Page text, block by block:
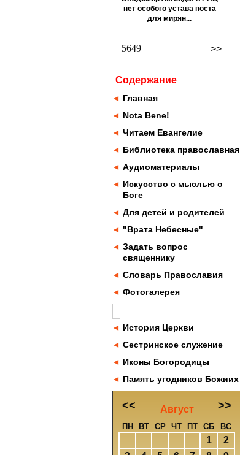
нет особого устава поста
для мирян...
>>
5649
Содержание
◄ Главная
◄ Nota Bene!
◄ Читаем Евангелие
◄ Библиотека православная
◄ Аудиоматериалы
◄ Искусство с мыслью о
Боге
◄ Для детей и родителей
◄ "Врата Небесные"
◄ Задать вопрос
священнику
◄ Словарь Православия
◄ Фотогалерея
◄ История Церкви
◄ Сестринское служение
◄ Иконы Богородицы
◄ Память угодников Божиих
<< >>
Август
ПН ВТ СР ЧТ ПТ СБ ВС
1
2